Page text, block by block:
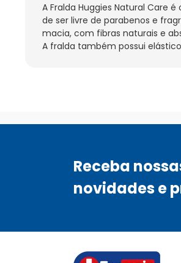
A Fralda Huggies Natural Care
de ser livre de parabenos e
macia, com fibras naturais e
A fralda também possui
Receba
novidades e